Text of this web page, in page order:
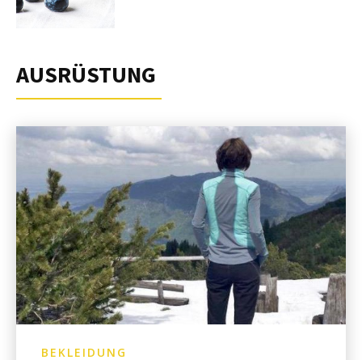
AUSRÜSTUNG
BEKLEIDUNG